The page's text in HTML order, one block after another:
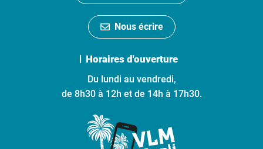
Nous écrire
Horaires d'ouverture
Du lundi au vendredi,
de 8h30 à 12h et de 14h à 17h30.